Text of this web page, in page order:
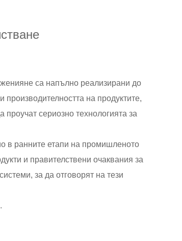
не са напълно реализирани до
на продуктите,
сериозно технологията за
в ранните етапи на промишленото
и правителствени очаквания за
за да отговорят на тези